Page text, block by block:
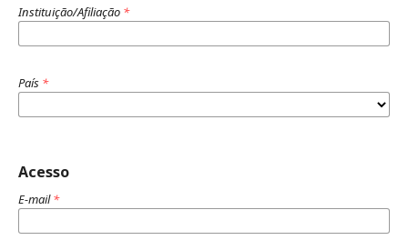
Instituição/Afiliação *
País *
Acesso
E-mail*